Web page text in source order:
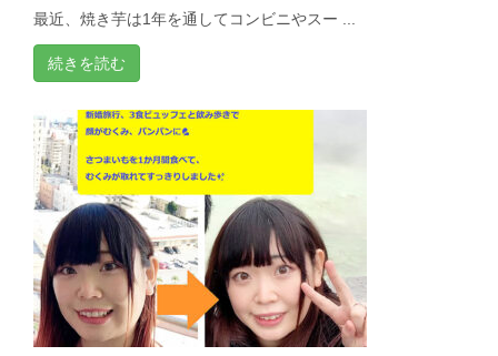
最近、焼き芋は1年を通してコンビニやスー ...
続きを読む